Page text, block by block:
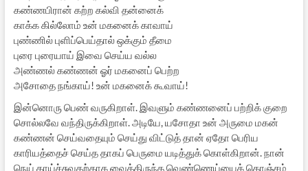
கண்ணபிரான் கற்ற கல்வி தன்னைக்
காக்க கில்லோம் உன் மகனைக் காவாய்
புண்ணில் புளிப்பெய்தால் ஒக்கும் தீமை
புரை புரையாய் இவை செய்ய வல்ல
அண்ணல் கண்ணன் ஓர் மகனைப் பெற்ற
அசோதை நங்காய்! உன் மகனைக் கூவாய்!
இன்னொரு பெண் வருகிறாள். இவளும் கண்ணனைப் பற்றிக் குறை
சொல்லவே வந்திருக்கிறாள். அடியே, யசோதா உன் அருமை மகன்
கண்ணன் செய்வதையும் செய்து விட்டுத் தான் ஏதோ பெரிய
காரியத்தைச் செய்த தாகப் பெருமை யடித்துக் கொள்கிறான். நான்
நெய் காய்ச்சுவதற்காக வைத்திருந்த வெண்ணெய்யைக் கொஞ்சம்